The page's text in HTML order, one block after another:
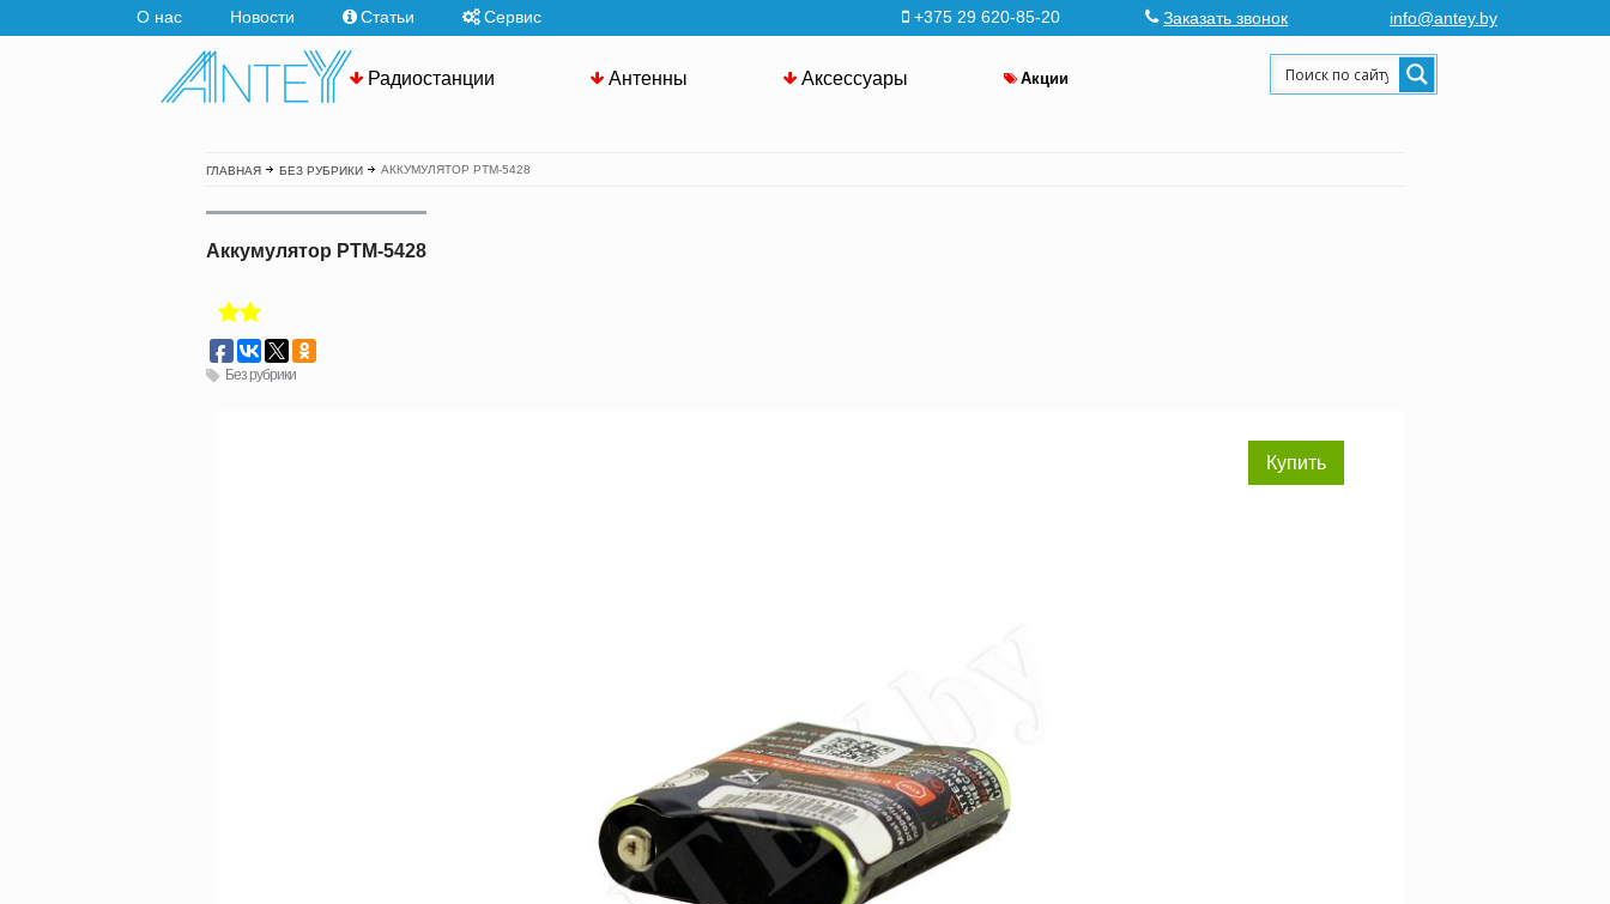
О нас Новости Статьи Сервис +375 29 620-85-20 Заказать звонок info@antey.by
Радиостанции Антенны Аксессуары Акции
ГЛАВНАЯ БЕЗ РУБРИКИ АККУМУЛЯТОР PTM-5428
Аккумулятор PTM-5428
Без рубрики
Купить